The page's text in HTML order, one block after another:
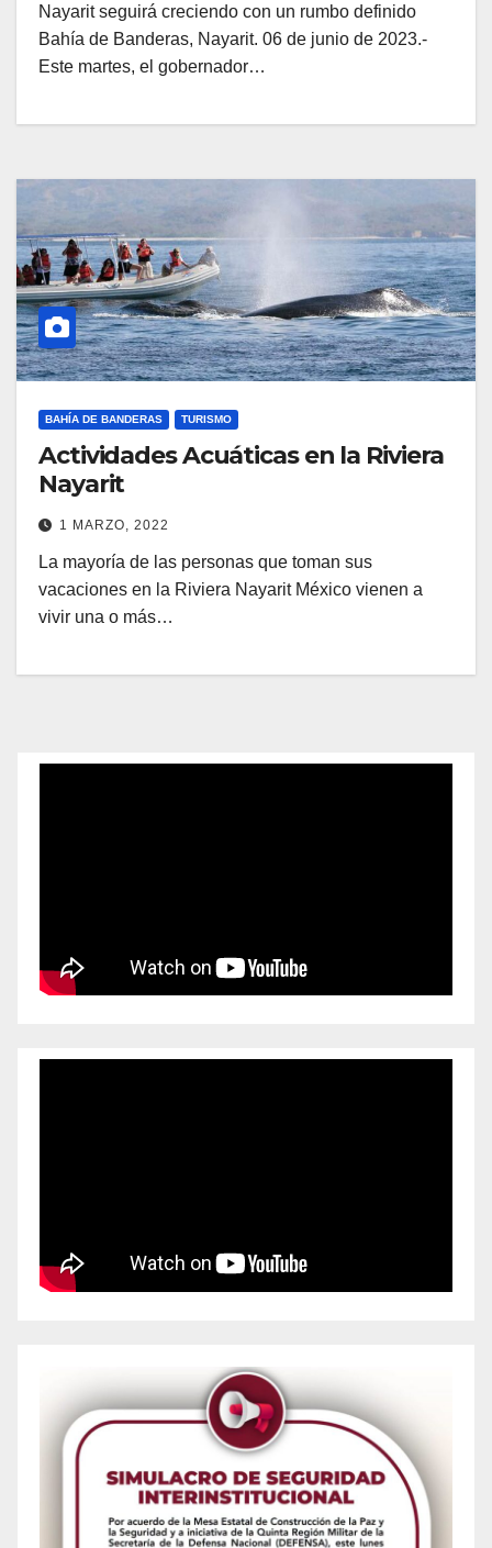
Nayarit seguirá creciendo con un rumbo definido
Bahía de Banderas, Nayarit. 06 de junio de 2023.-
Este martes, el gobernador…
BAHÍA DE BANDERAS TURISMO
Actividades Acuáticas en la Riviera
Nayarit
1 MARZO, 2022
La mayoría de las personas que toman sus
vacaciones en la Riviera Nayarit México vienen a
vivir una o más…